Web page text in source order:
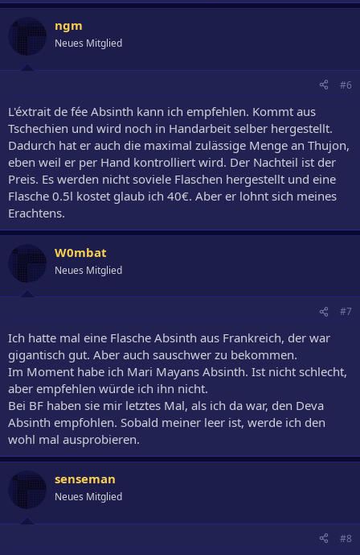
ngm
Neues Mitglied
#6
L'éxtrait de fée Absinth kann ich empfehlen. Kommt aus
Tschechien und wird noch in Handarbeit selber hergestellt.
Dadurch hat er auch die maximal zulässige Menge an Thujon,
eben weil er per Hand kontrolliert wird. Der Nachteil ist der
Preis. Es werden nicht soviele Flaschen hergestellt und eine
Flasche 0.5l kostet glaub ich 40€. Aber er lohnt sich meines
Erachtens.
W0mbat
Neues Mitglied
#7
Ich hatte mal eine Flasche Absinth aus Frankreich, der war
gigantisch gut. Aber auch sauschwer zu bekommen.
Im Moment habe ich Mari Mayans Absinth. Ist nicht schlecht,
aber empfehlen würde ich ihn nicht.
Bei BF haben sie mir letztes Mal, als ich da war, den Deva
Absinth empfohlen. Sobald meiner leer ist, werde ich den
wohl mal ausprobieren.
senseman
Neues Mitglied
#8